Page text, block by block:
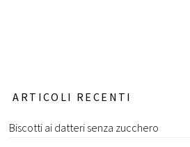
ARTICOLI RECENTI
Biscotti ai datteri senza zucchero